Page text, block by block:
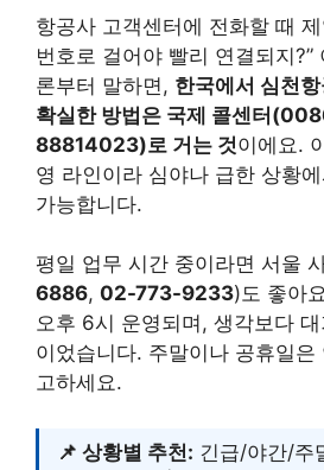
항공사 고객센터에 전화할 때
번호로 걸어야 빨리 연결되지?”
론부터 말하면, 한국에서 심천
확실한 방법은 국제 콜센터
88814023)로 거는 것이에요.
영 라인이라 심야나 급한 상황
가능합니다.
평일 업무 시간 중이라면 서울
6886, 02-773-9233)도 좋아
오후 6시 운영되며, 생각보다
이었습니다. 주말이나 공휴일
고하세요.
📌 상황별 추천: 긴급/야간/주